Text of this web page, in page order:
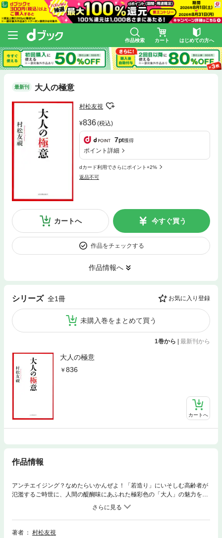
作品検索 カート はじめての方へ
最新刊 大人の極意
村松友視
836(税込)
7pt獲得
ポイント詳細
dカード利用でさらにポイント+2%
返品不可
カートへ 今すぐ買う
作品をチェックする
作品情報へ
シリーズ 全1冊 お気に入り登録
未購入巻をまとめて買う
1巻から 最新刊から
大人の極意
836
カートへ
作品情報
アンチエイジング？なめたらいかんぜよ！「若造り」にいそしむ高齢者が
氾濫するご時世に、人間の醍醐味にあふれた極彩色の「大人」の魅力を贅
沢に描き出す。年齢を重ねることはかっこいい！
著者
村松友視